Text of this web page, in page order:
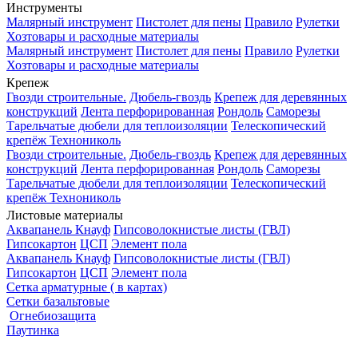
Инструменты
Малярный инструмент Пистолет для пены Правило Рулетки
Хозтовары и расходные материалы
Малярный инструмент Пистолет для пены Правило Рулетки
Хозтовары и расходные материалы
Крепеж
Гвозди строительные. Дюбель-гвоздь Крепеж для деревянных
конструкций Лента перфорированная Рондоль Саморезы
Тарельчатые дюбели для теплоизоляции Телескопический
крепёж Технониколь
Гвозди строительные. Дюбель-гвоздь Крепеж для деревянных
конструкций Лента перфорированная Рондоль Саморезы
Тарельчатые дюбели для теплоизоляции Телескопический
крепёж Технониколь
Листовые материалы
Аквапанель Кнауф Гипсоволокнистые листы (ГВЛ)
Гипсокартон ЦСП Элемент пола
Аквапанель Кнауф Гипсоволокнистые листы (ГВЛ)
Гипсокартон ЦСП Элемент пола
Сетка арматурные ( в картах)
Сетки базальтовые
Огнебиозащита
Паутинка